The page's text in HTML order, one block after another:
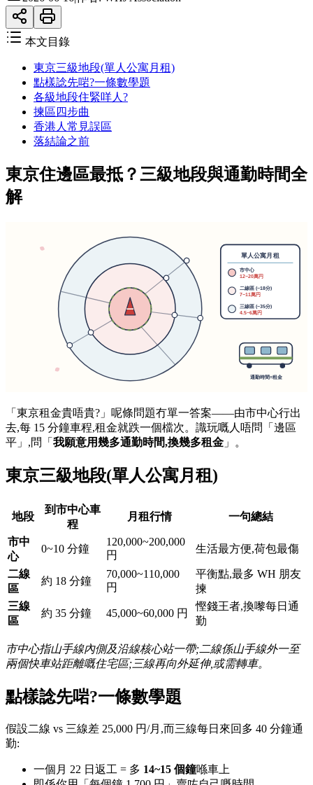
本文目錄
東京三級地段(單人公寓月租)
點樣諗先啱?一條數學題
各級地段住緊咩人?
揀區四步曲
香港人常見誤區
落結論之前
東京住邊區最抵？三級地段與通勤時間全
解
「東京租金貴唔貴?」呢條問題冇單一答案——由市中心行出
去,每 15 分鐘車程,租金就跌一個檔次。識玩嘅人唔問「邊區
平」,問「 我願意用幾多通勤時間,換幾多租金 」。
東京三級地段(單人公寓月租)
地段
到市中心車
程
月租行情 一句總結
市中
心
0~10 分鐘
120,000~200,000
円
生活最方便,荷包最傷
二線
區
約 18 分鐘
70,000~110,000
円
平衡點,最多 WH 朋友
揀
三線
區
約 35 分鐘 45,000~60,000 円
慳錢王者,換嚟每日通
勤
市中心指山手線內側及沿線核心站一帶;二線係山手線外一至
兩個快車站距離嘅住宅區;三線再向外延伸,或需轉車。
點樣諗先啱?一條數學題
假設二線 vs 三線差 25,000 円/月,而三線每日來回多 40 分鐘通
勤:
一個月 22 日返工 = 多 14~15 個鐘喺車上